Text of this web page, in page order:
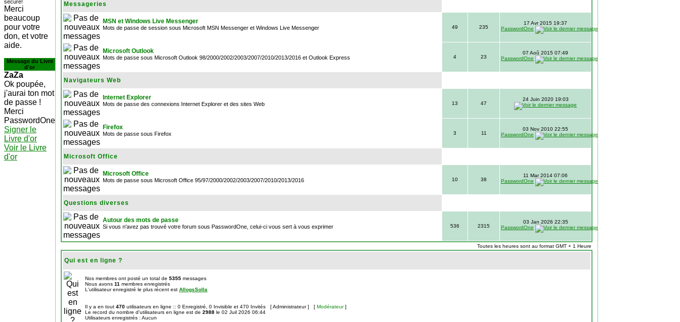
Merci
beaucoup
pour votre
don, et votre
aide.
Message du Livre
d'or
ZaZa
Ok poupée,
j'aurai ton mot
de passe !
Merci
PasswordOne
Signer le
Livre d'or
Voir le Livre
d'or
Messageries
MSN et Windows Live Messenger
Mots de passe de session sous Microsoft MSN Messenger et Windows Live Messenger 49 235
17 Avr 2015 19:37
PasswordOne
Microsoft Outlook
Mots de passe sous Microsoft Outlook 98/2000/2002/2003/2007/2010/2013/2016 et Outlook Express 4 23
07 Aoû 2015 07:49
PasswordOne
Navigateurs Web
Internet Explorer
Mots de passe des connexions Internet Explorer et des sites Web 13 47
24 Juin 2020 19:03
Firefox
Mots de passe sous Firefox 3 11
03 Nov 2010 22:55
PasswordOne
Microsoft Office
Microsoft Office
Mots de passe sous Microsoft Office 95/97/2000/2002/2003/2007/2010/2013/2016 10 38
11 Mar 2014 07:06
PasswordOne
Questions diverses
Autour des mots de passe
Si vous n'avez pas trouvé votre forum sous PasswordOne, celui-ci vous sert à vous exprimer 536 2315
03 Jan 2026 22:35
PasswordOne
Toutes les heures sont au format GMT + 1 Heure
Qui est en ligne ?
Nos membres ont posté un total de 5355 messages
Nous avons 11 membres enregistrés
L'utilisateur enregistré le plus récent est AllogsSolla
Il y a en tout 470 utilisateurs en ligne :: 0 Enregistré, 0 Invisible et 470 Invités [Administrateur] [ Modérateur]
Le record du nombre d'utilisateurs en ligne est de 2988 le 02 Juil 2026 06:44
Utilisateurs enregistrés : Aucun